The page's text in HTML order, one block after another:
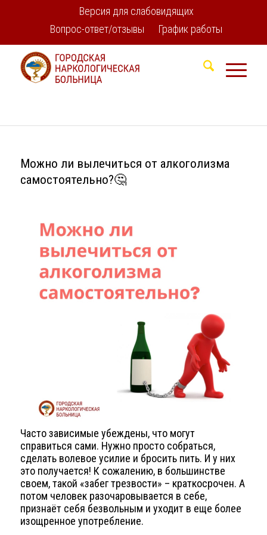
Версия для слабовидящих
Вопрос-ответ/отзывы
График работы
Можно ли вылечиться от алкоголизма
самостоятельно?🤔
Часто зависимые убеждены, что могут
справиться сами. Нужно просто собраться,
сделать волевое усилие и бросить пить. И у них
это получается! К сожалению, в большинстве
своем, такой «забег трезвости» – краткосрочен. А
потом человек разочаровывается в себе,
признаёт себя безвольным и уходит в еще более
изощренное употребление.